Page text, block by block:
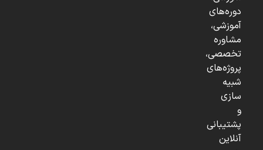
دوره‌های
آموزشی،
مشاوره
تخصصی،
پروژه‌های
شبیه
سازی
و
پشتیبانی
آنلاین